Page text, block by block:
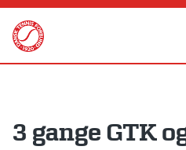
Skip
content
3 gange GTK